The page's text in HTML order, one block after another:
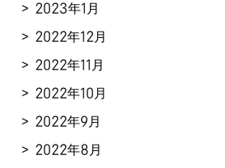
2023年1月
2022年12月
2022年11月
2022年10月
2022年9月
2022年8月